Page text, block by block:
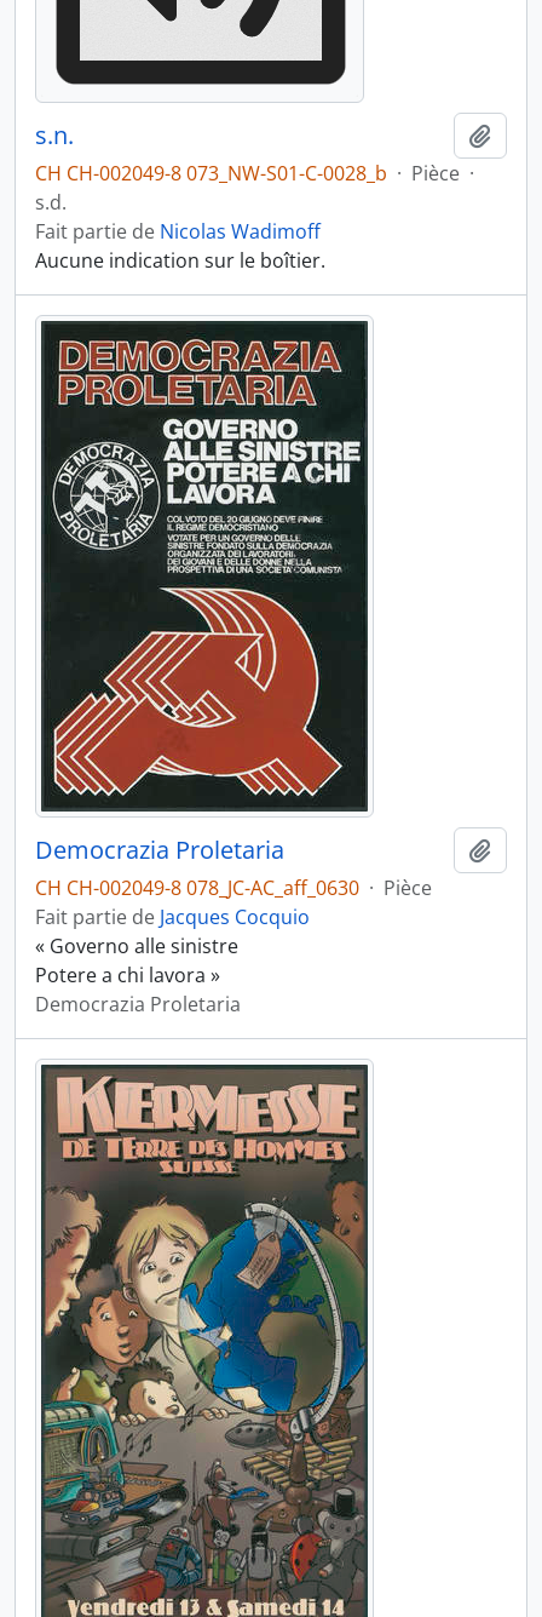
s.n.
CH CH-002049-8 073_NW-S01-C-0028_b · Pièce ·
s.d.
Fait partie de Nicolas Wadimoff
Aucune indication sur le boîtier.
Democrazia Proletaria
CH CH-002049-8 078_JC-AC_aff_0630 · Pièce
Fait partie de Jacques Cocquio
« Governo alle sinistre
Potere a chi lavora »
Democrazia Proletaria